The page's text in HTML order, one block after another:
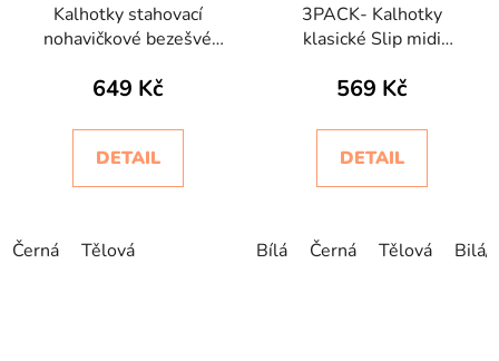
Kalhotky stahovací
nohavičkové bezešvé
649 Kč
DETAIL
Černá Tělová
3PACK- Kalhotky
klasické Slip midi
569 Kč
DETAIL
Bílá Černá Tělová Bilá/